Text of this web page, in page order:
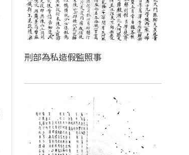
刑部為私造假監照事